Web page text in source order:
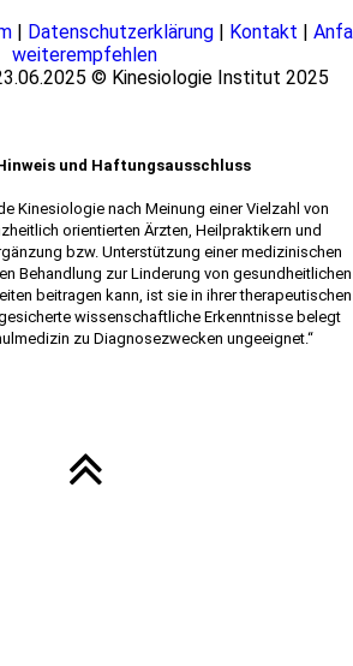
Datenschutzerklärung Kontakt
weiterempfehlen
© Kinesiologie Institut 2025
und Haftungsausschluss
Kinesiologie nach Meinung einer Vielzahl von
orientierten Ärzten, Heilpraktikern und
bzw. Unterstützung einer medizinischen
Behandlung zur Linderung von gesundheitlichen
beitragen kann, ist sie in ihrer therapeutischen
wissenschaftliche Erkenntnisse belegt
zu Diagnosezwecken ungeeignet.“